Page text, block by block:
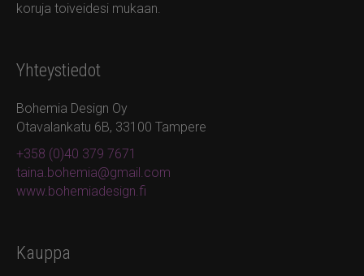
koruja toiveidesi mukaan.
Yhteystiedot
Bohemia Design Oy
Otavalankatu 6B, 33100 Tampere
+358 (0)40 379 7671
taina.bohemia@gmail.com
www.bohemiadesign.fi
Kauppa